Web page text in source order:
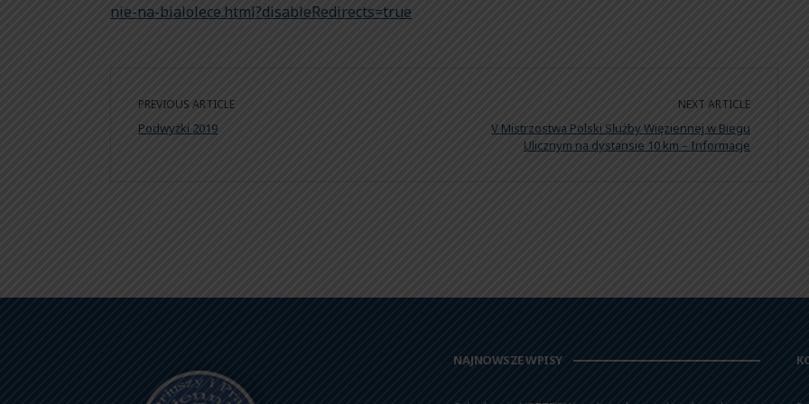
nie-na-bialolece.html?disableRedirects=true
PREVIOUS ARTICLE
Podwyżki 2019
NEXT ARTICLE
V Mistrzostwa Polski Służby Więziennej w Biegu
Ulicznym na dystansie 10 km – Informacje
NAJNOWSZE WPISY